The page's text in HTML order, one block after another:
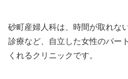
砂町産婦人科は、時間が取れな
診療など、自立した女性のパー
くれるクリニックです。